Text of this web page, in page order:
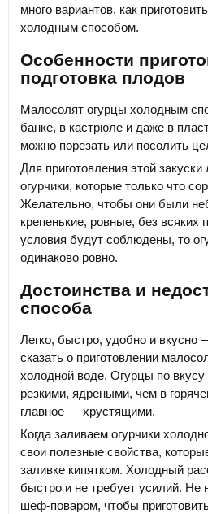
много вариантов, как
холодным способом.
Особенности
подготовка плодов
Малосолят огурцы холодным
банке, в кастрюле и даже в
можно порезать или посолить
Для приготовления этой
огурчики, которые только что
Желательно, чтобы они были
крепенькие, ровные, без всяких
условия будут соблюдены, то
одинаково ровно.
Достоинства и
способа
Легко, быстро, удобно и вкусно
сказать о приготовлении
холодной воде. Огурцы по
резкими, ядреными, чем в
главное — хрустящими.
Когда заливаем огурчики
свои полезные свойства,
заливке кипятком. Холодный
быстро и не требует усилий.
шеф-поваром, чтобы